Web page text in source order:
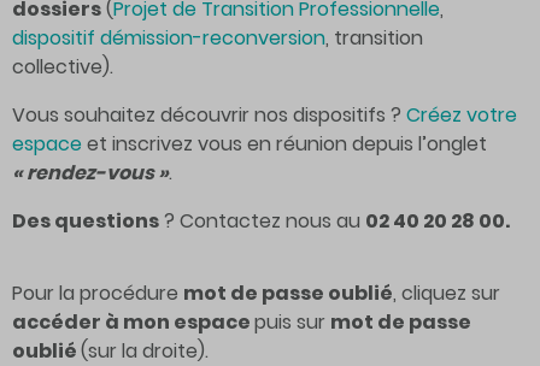
dossiers(Projet de Transition Professionnelle,
dispositif démission-reconversion, transition
collective).
Vous souhaitez découvrir nos dispositifs ? Créez votre
espace et inscrivez vous en réunion depuis l’onglet
« rendez-vous ».
Des questions ? Contactez nous au 02 40 20 28 00.
Pour la procédure mot de passe oublié, cliquez sur
accéder à mon espacepuis sur mot de passe
oublié(sur la droite).